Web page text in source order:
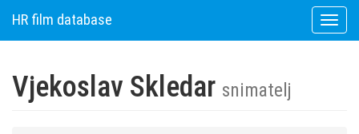
Toggle
HR film database
Vjekoslav Skledar snimatelj